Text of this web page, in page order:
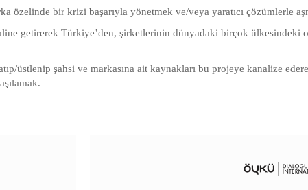
özelinde bir krizi başarıyla yönetmek ve/veya yaratıcı çözümlerle
getirerek Türkiye’den, şirketlerinin dünyadaki birçok ülkesindeki
üstlenip şahsi ve markasına ait kaynakları bu projeye kanalize